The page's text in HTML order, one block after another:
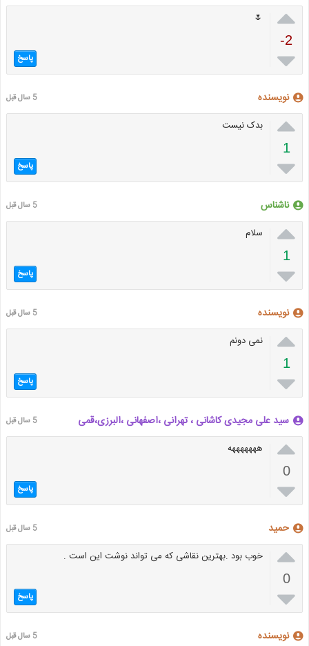

-2

🌷
پاسخ
نویسنده 5 سال قبل

1

بدک نیست
پاسخ
ناشناس 5 سال قبل

1

سلام
پاسخ
نویسنده 5 سال قبل

1

نمی دونم
پاسخ
سید علی مجیدی کاشانی ، تهرانی ،اصفهانی ،البرزی،قمی 5 سال قبل

0

هههههههه
پاسخ
حمید 5 سال قبل

0

خوب بود .بهترین نقاشی که می تواند نوشت این است .
پاسخ
نویسنده 5 سال قبل